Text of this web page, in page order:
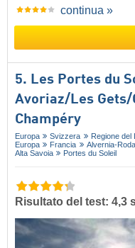
continua »
5. Les Portes du
Avoriaz/​Les
Champéry
Europa Svizzera Regione del
Europa
Francia Alvernia-
Alta Savoia
Portes du Soleil
Risultato del test: 4,3